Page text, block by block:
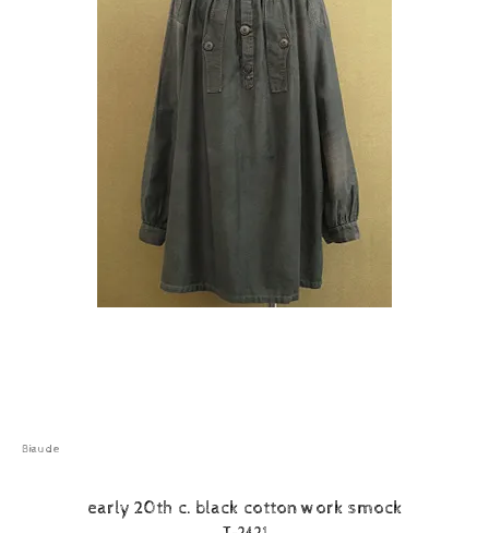
Biaude
early 20th c. black cotton work smock